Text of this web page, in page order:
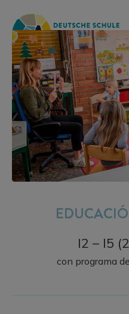
I2 – I5
con programa